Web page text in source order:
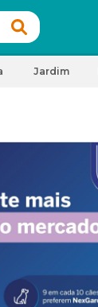
Jardim